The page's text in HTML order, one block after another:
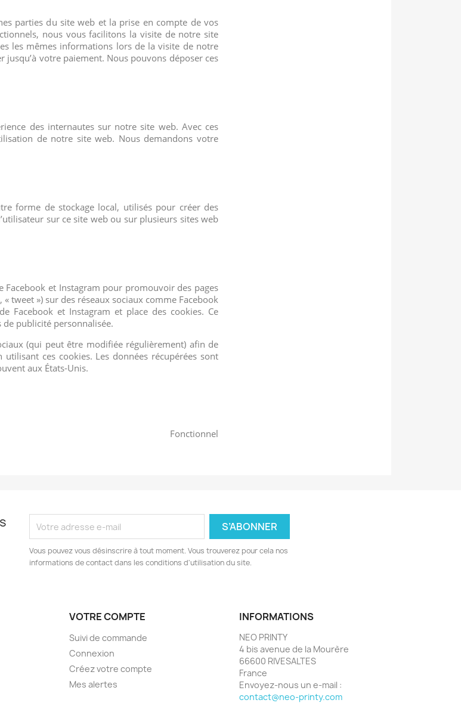
parties du site web et la prise en compte de vos
nous vous facilitons la visite de notre site
les mêmes informations lors de la visite de notre
votre paiement. Nous pouvons déposer ces
des internautes sur notre site web. Avec ces
de notre site web. Nous demandons votre
forme de stockage local, utilisés pour créer des
sur ce site web ou sur plusieurs sites web
et Instagram pour promouvoir des pages
tweet ») sur des réseaux sociaux comme Facebook
Facebook et Instagram et place des cookies. Ce
publicité personnalisée.
(qui peut être modifiée régulièrement) afin de
ces cookies. Les données récupérées sont
aux États-Unis.
Fonctionnel
Vous pouvez vous désinscrire à tout moment. Vous trouverez pour cela nos
informations de contact dans les conditions d'utilisation du site.
VOTRE COMPTE
Suivi de commande
Connexion
Créez votre compte
Mes alertes
INFORMATIONS
NEO PRINTY
4 bis avenue de la Mourère
66600 RIVESALTES
France
Envoyez-nous un e-mail :
contact@neo-printy.com